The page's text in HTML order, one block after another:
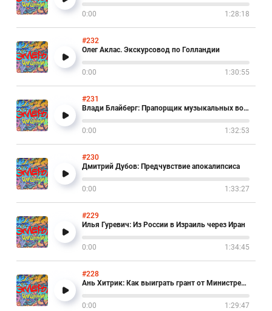
0:00 1:28:18
#232
Олег Аклас. Экскурсовод по Голландии
0:00 1:30:55
#231
Влади Блайберг: Прапорщик музыкальных войск
0:00 1:32:53
#230
Дмитрий Дубов: Предчувствие апокалипсиса
0:00 1:33:27
#229
Илья Гуревич: Из России в Израиль через Иран
0:00 1:34:45
#228
Ань Хитрик: Как выиграть грант от Министрества культуры Израиля
0:00 1:29:47